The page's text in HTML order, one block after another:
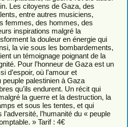
Les citoyens de Gaza, des
entre autres musiciens,
femmes, des hommes, des
inspirations malgré la
la douleur en énergie qui
la vie sous les bombardements,
un témoignage poignant de la
Pour l’honneur de Gaza est un
d’espoir, où l’amour et
peuple palestinien à Gaza
qu’ils endurent. Un récit qui
la guerre et la destruction, la
et sous les tentes, et qui
l’humanité du « peuple
» Tarif : 4€